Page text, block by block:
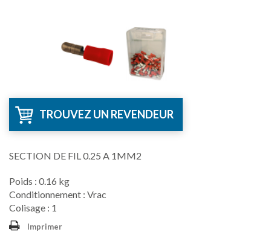
TROUVEZ UN REVENDEUR
SECTION DE FIL 0.25 A 1MM2
Poids : 0.16 kg
Conditionnement : Vrac
Colisage : 1
Imprimer